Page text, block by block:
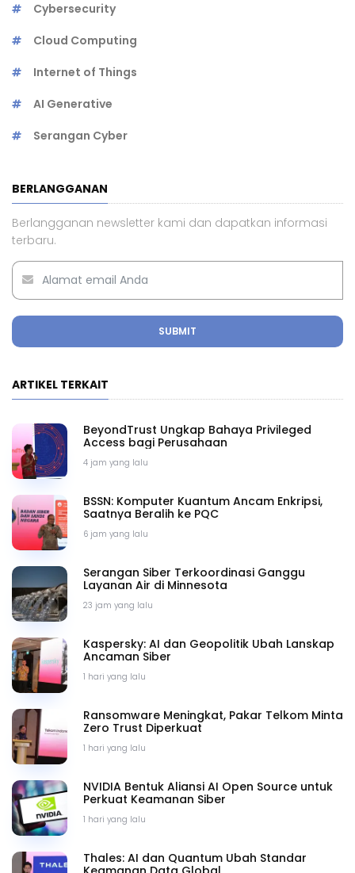
Cybersecurity
Cloud Computing
Internet of Things
AI Generative
Serangan Cyber
BERLANGGANAN
Berlangganan newsletter kami dan dapatkan informasi
terbaru.
SUBMIT
ARTIKEL TERKAIT
4 jam yang lalu
BeyondTrust Ungkap Bahaya Privileged
Access bagi Perusahaan
6 jam yang lalu
BSSN: Komputer Kuantum Ancam Enkripsi,
Saatnya Beralih ke PQC
23 jam yang lalu
Serangan Siber Terkoordinasi Ganggu
Layanan Air di Minnesota
1 hari yang lalu
Kaspersky: AI dan Geopolitik Ubah Lanskap
Ancaman Siber
1 hari yang lalu
Ransomware Meningkat, Pakar Telkom Minta
Zero Trust Diperkuat
1 hari yang lalu
NVIDIA Bentuk Aliansi AI Open Source untuk
Perkuat Keamanan Siber
Thales: AI dan Quantum Ubah Standar